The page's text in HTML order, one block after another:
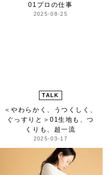
01プロの仕事
2025-08-25
TALK
＜やわらかく、うつくしく、
ぐっすりと＞01生地も、つ
くりも、超一流
2025-03-17